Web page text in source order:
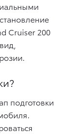
Cruiser 200
подготовки